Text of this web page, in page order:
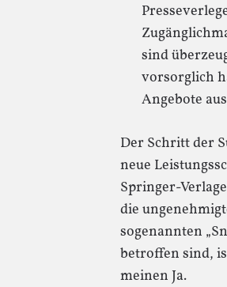
sind
vorsorglich
Angebote
Der Schritt der
neue
Springer-
die
sogenannten
betroffen sind,
meinen Ja.